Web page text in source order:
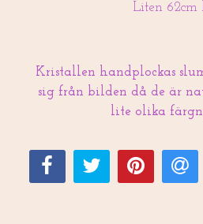
Liten 62cm
Kristallen handplockas
sig från bilden då de är
lite olika